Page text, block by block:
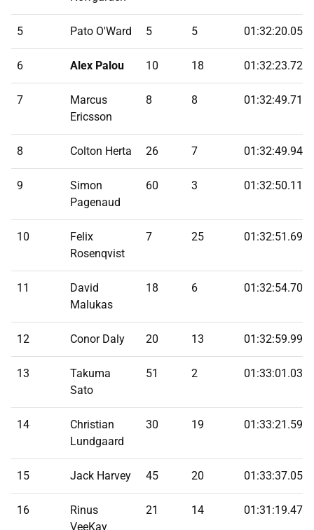
5 Pato O'Ward 5 5
6 Alex Palou 10 18
7
Marcus
Ericsson
8 8
8 Colton Herta 26 7
9
Simon
Pagenaud
60 3
10
Felix
Rosenqvist
7 25
11
David
Malukas
18 6
12 Conor Daly 20 13
13
Takuma
Sato
51 2
14
Christian
Lundgaard
30 19
15 Jack Harvey 45 20
16
Rinus
VeeKay
21 14